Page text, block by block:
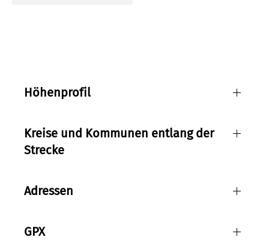
Höhenprofil
Kreise und Kommunen entlang der
Strecke
Adressen
GPX